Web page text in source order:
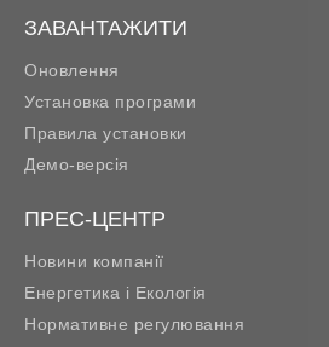
ЗАВАНТАЖИТИ
Оновлення
Установка програми
Правила установки
Демо-версія
ПРЕС-ЦЕНТР
Новини компанії
Енергетика і Екологія
Нормативне регулювання